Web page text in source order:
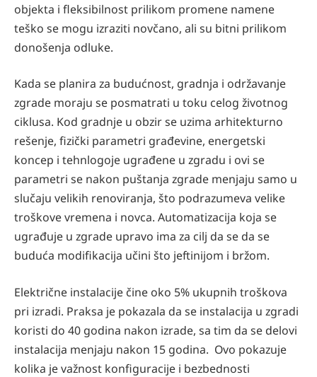
objekta i fleksibilnost prilikom promene namene
teško se mogu izraziti novčano, ali su bitni prilikom
donošenja odluke.
Kada se planira za budućnost, gradnja i održavanje
zgrade moraju se posmatrati u toku celog životnog
ciklusa. Kod gradnje u obzir se uzima arhitekturno
rešenje, fizički parametri građevine, energetski
koncep i tehnlogoje ugrađene u zgradu i ovi se
parametri se nakon puštanja zgrade menjaju samo u
slučaju velikih renoviranja, što podrazumeva velike
troškove vremena i novca. Automatizacija koja se
ugrađuje u zgrade upravo ima za cilj da se da se
buduća modifikacija učini što jeftinijom i bržom.
Električne instalacije čine oko 5% ukupnih troškova
pri izradi. Praksa je pokazala da se instalacija u zgradi
koristi do 40 godina nakon izrade, sa tim da se delovi
instalacija menjaju nakon 15 godina. Ovo pokazuje
kolika je važnost konfiguracije i bezbednosti